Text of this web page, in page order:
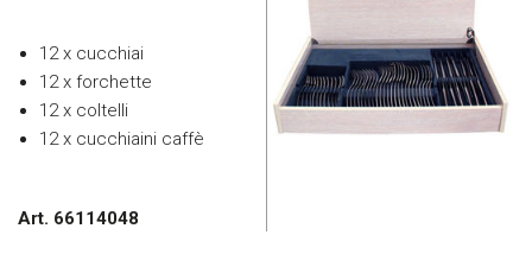
12 x cucchiai
12 x forchette
12 x coltelli
12 x cucchiaini caffè
Art. 66114048